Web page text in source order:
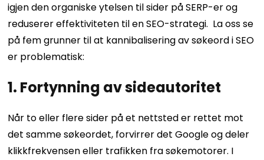
igjen den organiske ytelsen til sider på SERP-er og
reduserer effektiviteten til en SEO-strategi. La oss se
på fem grunner til at kannibalisering av søkeord i SEO
er problematisk:
1. Fortynning av sideautoritet
Når to eller flere sider på et nettsted er rettet mot
det samme søkeordet, forvirrer det Google og deler
klikkfrekvensen eller trafikken fra søkemotorer. I